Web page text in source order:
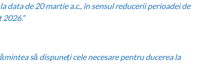
data de 20 martie a.c., în sensul reducerii perioadei de
să dispuneți cele necesare pentru ducerea la